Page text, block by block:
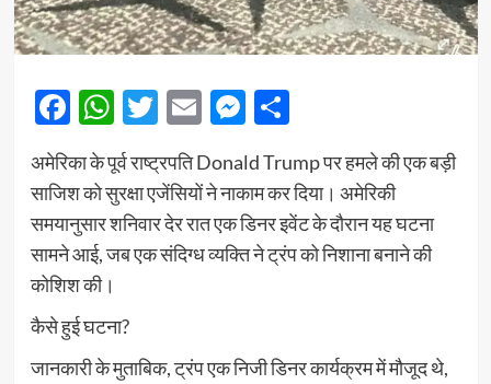
Facebook
WhatsApp
Twitter
EmailMessenger
Share
अमेरिका के पूर्व राष्ट्रपति Donald Trump पर हमले की एक बड़ी
साजिश को सुरक्षा एजेंसियों ने नाकाम कर दिया। अमेरिकी
समयानुसार शनिवार देर रात एक डिनर इवेंट के दौरान यह घटना
सामने आई, जब एक संदिग्ध व्यक्ति ने ट्रंप को निशाना बनाने की
कोशिश की।
कैसे हुई घटना?
जानकारी के मुताबिक, ट्रंप एक निजी डिनर कार्यक्रम में मौजूद थे,